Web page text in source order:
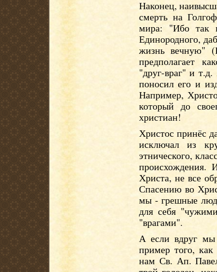
Наконец,
смерть на
мира: "Ибо так
Единородного,
жизнь вечную"
предполагает
"друг-враг" и
поносил его и
Например,
который до
христиан!
Христос принёс
исключал из
этнического,
Христа, не все
Спасению во
мы - грешные
для себя
"врагами".
А если вдруг мы
пример того,
нам Св. Ап.